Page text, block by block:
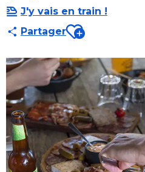
J'y vais en train !
PartagerAjouter aux